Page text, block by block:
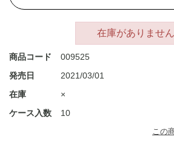
在庫がありません
商品コード
009525
発売日
2021/03/01
在庫
×
ケース入数
10
この